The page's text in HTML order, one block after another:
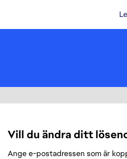
Vill du ändra ditt
Ange e-postadressen som är